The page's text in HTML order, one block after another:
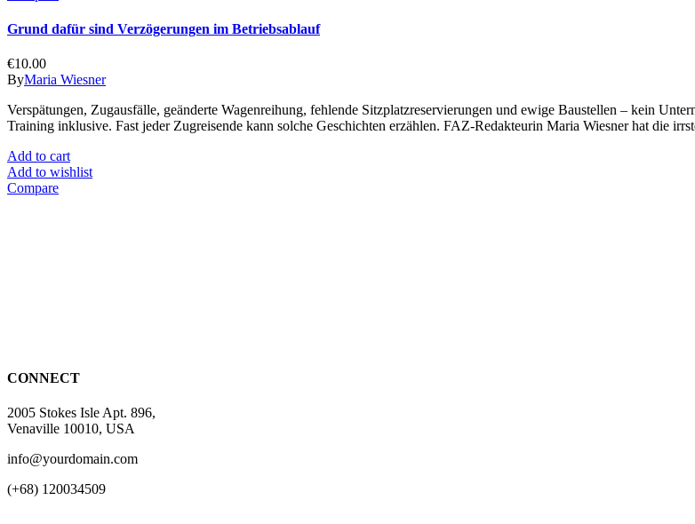
Grund dafür sind Verzögerungen im Betriebsablauf
€10.00
ByMaria Wiesner
Verspätungen, Zugausfälle, geänderte Wagenreihung, fehlende Sitzplatzreservierungen und ewige Baustellen – kein
Training inklusive. Fast jeder Zugreisende kann solche Geschichten erzählen. FAZ-Redakteurin Maria Wiesner hat die
Add to cart
Add to wishlist
Compare
CONNECT
2005 Stokes Isle Apt. 896,
Venaville 10010, USA
info@yourdomain.com
(+68) 120034509